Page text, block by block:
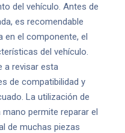
del vehículo. Antes de
es recomendable
en el componente, el
del vehículo.
a revisar esta
de compatibilidad y
La utilización de
permite reparar el
de muchas piezas